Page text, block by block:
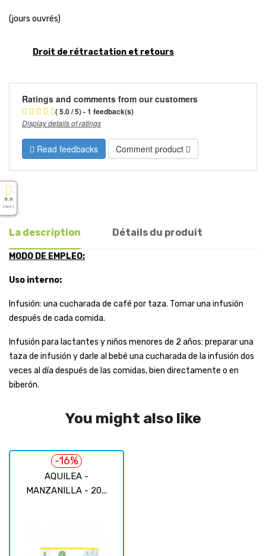
(jours ouvrés)
Droit de rétractation et retours
Ratings and comments from our customers
( 5.0 / 5) - 1 feedback(s)
Display details of ratings
Read feedbacks Comment product
La description Détails du produit
MODO DE EMPLEO:
Uso interno:
Infusión: una cucharada de café por taza. Tomar una infusión
después de cada comida.
Infusión para lactantes y niños menores de 2 años: preparar una
taza de infusión y darle al bebé una cucharada de la infusión dos
veces al día después de las comidas, bien directamente o en
biberón.
You might also like
AQUILEA -
MANZANILLA - 20...
-16%
5.0
( On 5 )